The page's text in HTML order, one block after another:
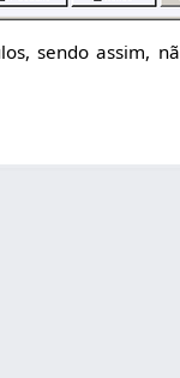
sendo assim,